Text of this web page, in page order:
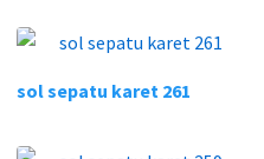
sol sepatu karet 261